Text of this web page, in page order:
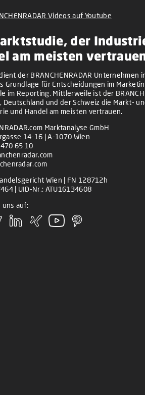
Videos auf Youtube
der
am meisten
der BRANCHENRADAR Unternehmen
Grundlage für Entscheidungen im
im Reporting. Mittlerweile ist der
Deutschland und der Schweiz die Markt-
und Handel am meisten vertrauen.
Marktanalyse GmbH
14-16 | A-1070 Wien
65 10
Wien | FN 128712h
| UID-Nr.: ATU16134608
uns auf: